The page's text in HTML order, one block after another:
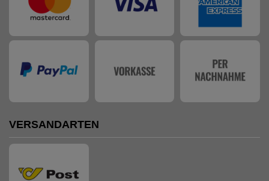
VERSANDARTEN